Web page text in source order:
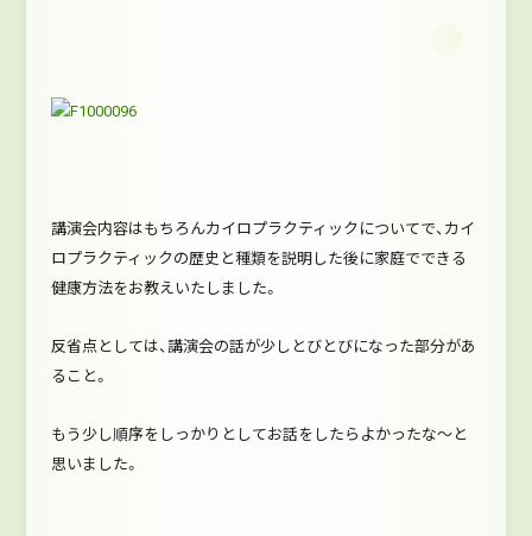
講演会内容はもちろんカイロプラクティックについてで、カイ
ロプラクティックの歴史と種類を説明した後に家庭でできる
健康方法をお教えいたしました。
反省点としては、講演会の話が少しとびとびになった部分があ
ること。
もう少し順序をしっかりとしてお話をしたらよかったな～と
思いました。